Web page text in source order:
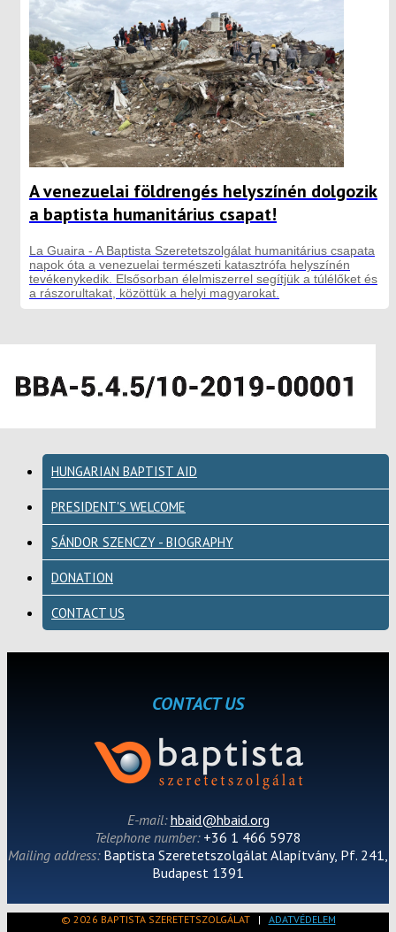
A venezuelai földrengés helyszínén dolgozik
a baptista humanitárius csapat!
La Guaira - A Baptista Szeretetszolgálat humanitárius csapata
napok óta a venezuelai természeti katasztrófa helyszínén
tevékenykedik. Elsősorban élelmiszerrel segítjük a túlélőket és
a rászorultakat, közöttük a helyi magyarokat.
HUNGARIAN BAPTIST AID
PRESIDENT'S WELCOME
SÁNDOR SZENCZY - BIOGRAPHY
DONATION
CONTACT US
CONTACT US
E-mail:hbaid@hbaid.org
Telephone number: +36 1 466 5978
Mailing address: Baptista Szeretetszolgálat Alapítvány, Pf. 241,
Budapest 1391
© 2026 BAPTISTA SZERETETSZOLGÁLAT| ADATVÉDELEM